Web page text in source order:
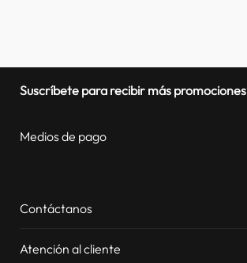
Suscríbete para recibir más promociones
Medios de pago
Contáctanos
Atención al cliente